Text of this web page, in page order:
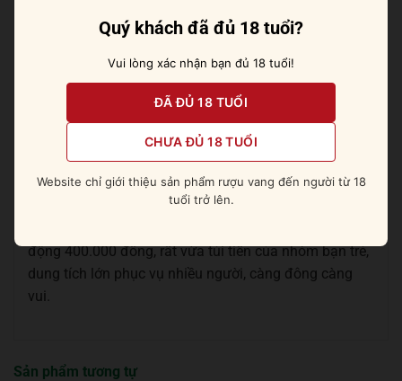
Đặc biệt nên ướp cả chai rượu và ly rượu trong nhiệt
độ khoảng -18 độ C để rượu bộc lộ mùi vị hoàn hảo
Absolut Mandrin [ Cam ]
Nhiều bạn trẻ cũng yêu mến và thích thú với công thức
cocktail nổi danh Jager Bomb, pha rượu cùng nước
tăng lực.
động 400.000 đồng, rất vừa túi tiền của nhóm bạn trẻ,
dung tích lớn phục vụ nhiều người, càng đông càng
vui.
Sản phẩm tương tự
Quý khách đã đủ 18 tuổi?
Vui lòng xác nhận bạn đủ 18 tuổi!
ĐÃ ĐỦ 18 TUỔI
CHƯA ĐỦ 18 TUỔI
Website chỉ giới thiệu sản phẩm rượu vang đến người từ 18
tuổi trở lên.